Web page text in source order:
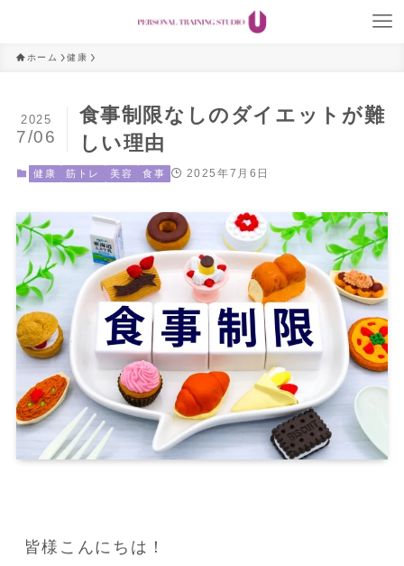
ホーム 健康
食事制限なしのダイエットが難
しい理由
2025
7/06
健康 筋トレ 美容 食事 2025年7月6日
皆様こんにちは！